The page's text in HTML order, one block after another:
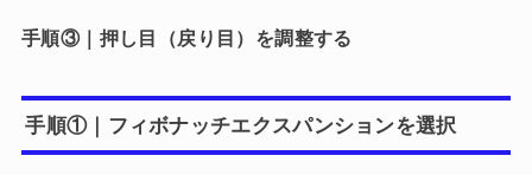
手順③｜押し目（戻り目）を調整する
手順①｜フィボナッチエクスパンションを選択